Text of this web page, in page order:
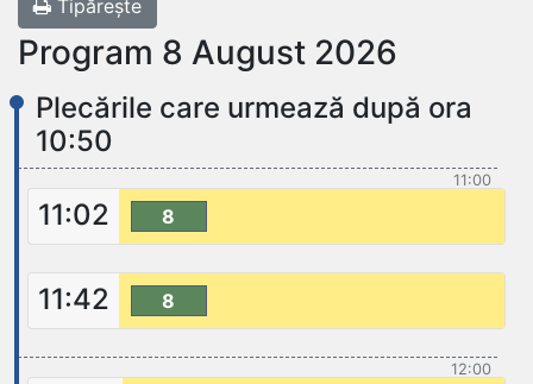
Tipărește
Program 8 August 2026
Plecările care urmează după ora
10:50
11:00
11:02 8
11:42 8
12:00